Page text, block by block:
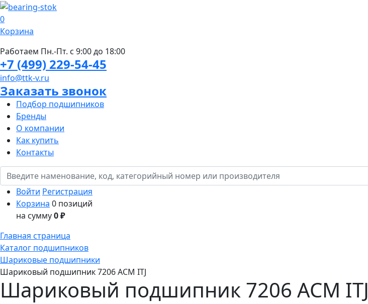
0
Корзина
Работаем Пн.-Пт. с 9:00 до 18:00
+7 (499) 229-54-45
info@ttk-v.ru
Заказать звонок
Подбор подшипников
Бренды
О компании
Как купить
Контакты
Войти Регистрация
Корзина 0 позиций
на сумму0 ₽
Главная страница
Каталог подшипников
Шариковые подшипники
Шариковый подшипник 7206 ACM ITJ
Шариковый подшипник 7206 ACM ITJ